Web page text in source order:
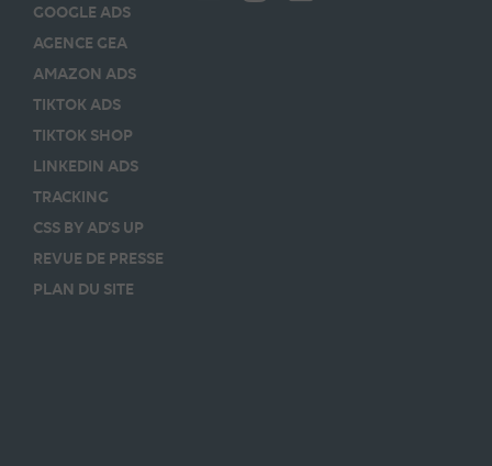
GOOGLE ADS
AGENCE GEA
AMAZON ADS
TIKTOK ADS
TIKTOK SHOP
LINKEDIN ADS
TRACKING
CSS BY AD’S UP
REVUE DE PRESSE
PLAN DU SITE